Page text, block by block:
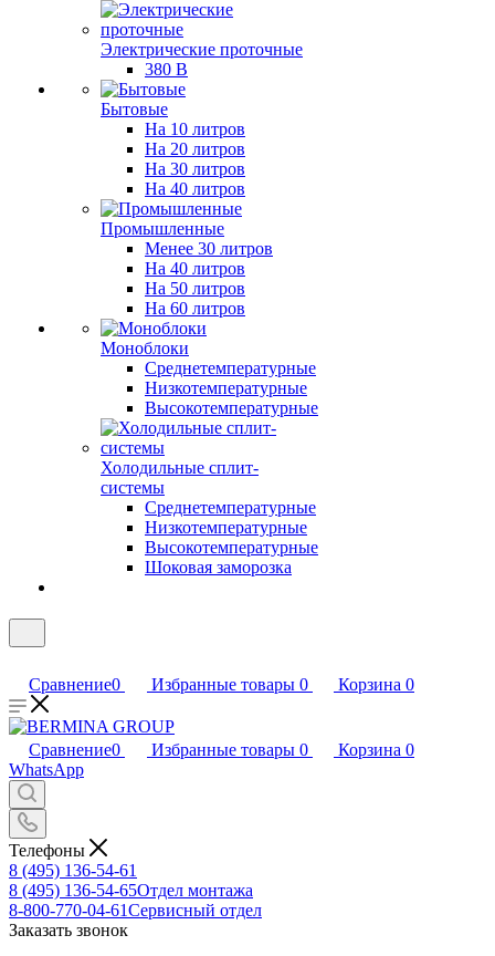
Электрические проточные
380 В
Бытовые
На 10 литров
На 20 литров
На 30 литров
На 40 литров
Промышленные
Менее 30 литров
На 40 литров
На 50 литров
На 60 литров
Моноблоки
Среднетемпературные
Низкотемпературные
Высокотемпературные
Холодильные сплит-
системы
Среднетемпературные
Низкотемпературные
Высокотемпературные
Шоковая заморозка
Сравнение0 Избранные товары 0 Корзина 0
Сравнение0 Избранные товары 0 Корзина 0
WhatsApp
Телефоны
8 (495) 136-54-61
8 (495) 136-54-65Отдел монтажа
8-800-770-04-61Сервисный отдел
Заказать звонок